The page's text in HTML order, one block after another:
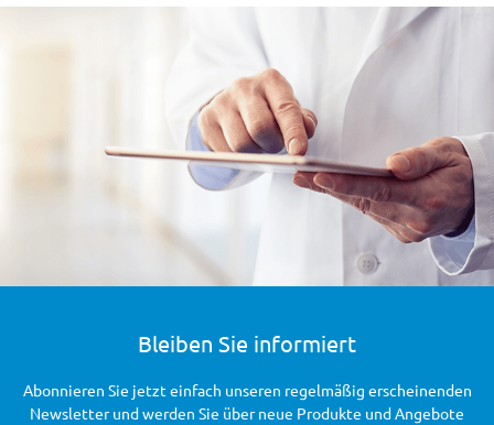
Bleiben Sie informiert
Abonnieren Sie jetzt einfach unseren regelmäßig erscheinenden
Newsletter und werden Sie über neue Produkte und Angebote